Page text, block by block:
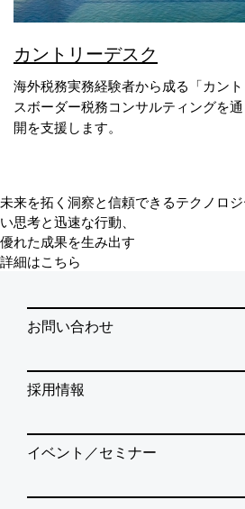
カントリーデスク
海外税務実務経験者から成る「カン
スボーダー税務コンサルティングを
開を支援します。
未来を拓く洞察と信頼できるテクノロ
い思考と迅速な行動、
優れた成果を生み出す
詳細はこちら
お問い合わせ
採用情報
イベント／セミナー